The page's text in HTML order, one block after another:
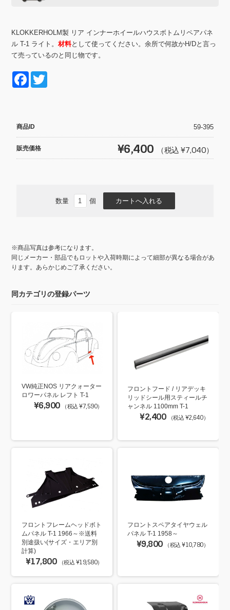
KLOKKERHOLM製 リア インナーホイールハウスボトムリペアパネ
ル T-1 ライト。材料として使ってください。余所で何故かH/Dと言っ
て売っているのと同じ物です。
F
e
b
o
商品ID 59-395
販売価格 ¥6,400 （税込 ¥7,040）
数量 個
※商品写真は参考になります。
同じメーカー・部品でもロットや入荷時期によって細部が異なる場合があ
ります。あらかじめご了承ください。
同カテゴリの登録パーツ
VW純正NOS リアクォーター
ロワーパネル レフト T-1
¥6,900 （税込 ¥7,590）
フロントフード / リアデッキ
リッドシール用スティールチ
ャンネル 1100mm T-1
¥2,400 （税込 ¥2,640）
フロントフレームヘッドボト
ムパネル T-1 1966～※送料
別途扱い(サイズ・エリア別
計算)
¥17,800 （税込 ¥19,580）
フロントスペアタイヤウェル
パネル T-1 1958～
¥9,800 （税込 ¥10,780）